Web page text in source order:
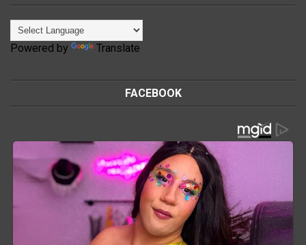
Powered by Translate
FACEBOOK